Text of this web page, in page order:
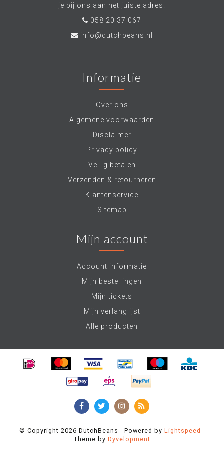
je bij ons aan het juiste adres.
058 20 37 067
info@dutchbeans.nl
Informatie
Over ons
Algemene voorwaarden
Disclaimer
Privacy policy
Veilig betalen
Verzenden & retourneren
Klantenservice
Sitemap
Mijn account
Account informatie
Mijn bestellingen
Mijn tickets
Mijn verlanglijst
Alle producten
© Copyright 2026 DutchBeans - Powered by Lightspeed -
Theme by Dyvelopment